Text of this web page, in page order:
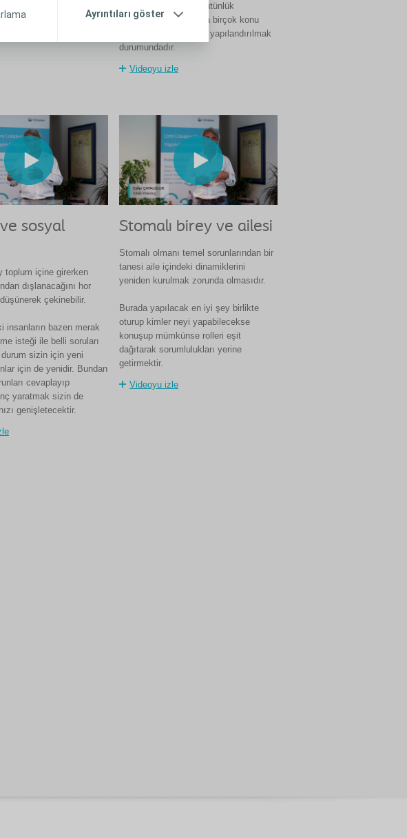
Ayrıntıları göster
sürecidir.
hayatına , bedensel bütünlük
algısından , yaşamaya birçok konu
yeniden değerlendirilip yapılandırılmak
durumundadır.
Videoyu izle
sosyal
toplum içine girerken
dışlanacağını hor
çekinebilir.
insanların bazen merak
isteği ile belli soruları
durum sizin için yeni
için de yenidir. Bundan
cevaplayıp
yaratmak sizin de
genişletecektir.
Stomalı birey ve ailesi
Stomalı olmanı temel sorunlarından bir
tanesi aile içindeki dinamiklerini
yeniden kurulmak zorunda olmasıdır.
Burada yapılacak en iyi şey birlikte
oturup kimler neyi yapabilecekse
konuşup mümkünse rolleri eşit
dağıtarak sorumlulukları yerine
getirmektir.
Videoyu izle